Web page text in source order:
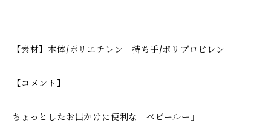
【素材】本体/ポリエチレン 持ち手/ポリプロピレン
【コメント】
ちょっとしたお出かけに便利な「ベビールー」